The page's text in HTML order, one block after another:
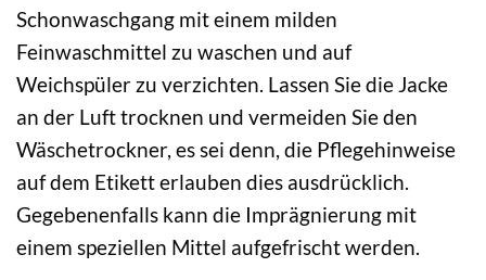
Schonwaschgang mit einem milden
Feinwaschmittel zu waschen und auf
Weichspüler zu verzichten. Lassen Sie die Jacke
an der Luft trocknen und vermeiden Sie den
Wäschetrockner, es sei denn, die Pflegehinweise
auf dem Etikett erlauben dies ausdrücklich.
Gegebenenfalls kann die Imprägnierung mit
einem speziellen Mittel aufgefrischt werden.